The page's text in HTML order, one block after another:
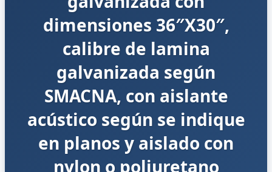
dimensiones 36″X30″,
calibre de lamina
galvanizada según
SMACNA, con aislante
acústico según se indique
en planos y aislado con
nylon o poliuretano